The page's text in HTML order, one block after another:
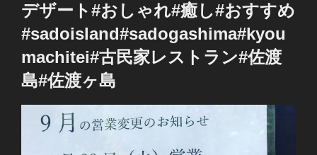
デザート#おしゃれ#癒し#おすすめ
#sadoisland#sadogashima#kyou
machitei#古民家レストラン#佐渡
島#佐渡ヶ島